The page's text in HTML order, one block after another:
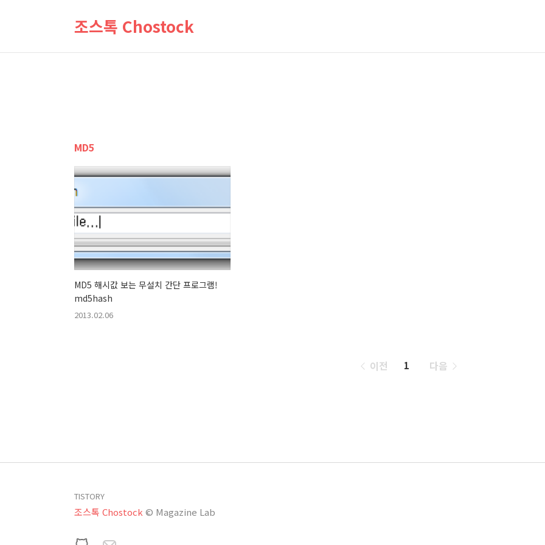
조스톡 Chostock
MD5
MD5 해시값 보는 무설치 간단 프로그램!
md5hash
2013.02.06
페
이전 1 다음
TISTORY
조스톡 Chostock © Magazine Lab